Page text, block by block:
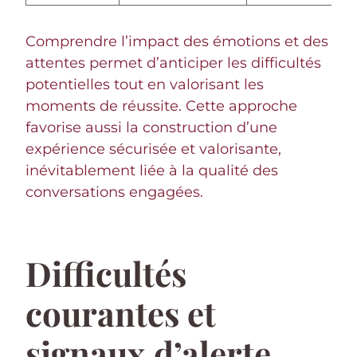
Comprendre l’impact des émotions et des
attentes permet d’anticiper les difficultés
potentielles tout en valorisant les
moments de réussite. Cette approche
favorise aussi la construction d’une
expérience sécurisée et valorisante,
inévitablement liée à la qualité des
conversations engagées.
Difficultés
courantes et